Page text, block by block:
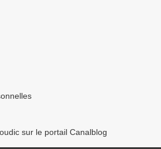
sur le portail Canalblog